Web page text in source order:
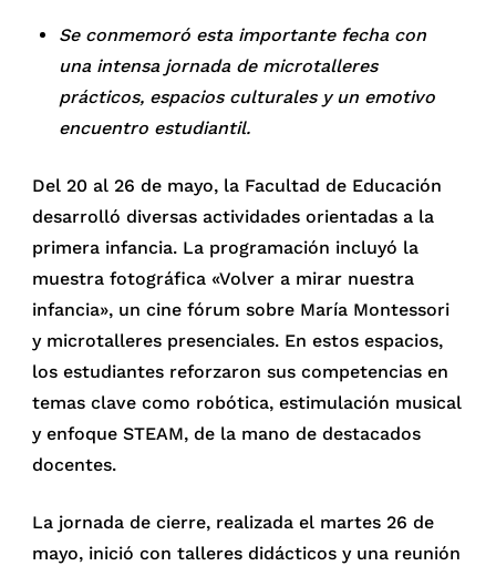
Se conmemoró esta importante fecha con
una intensa jornada de microtalleres
prácticos, espacios culturales y un emotivo
encuentro estudiantil.
Del 20 al 26 de mayo, la Facultad de Educación
desarrolló diversas actividades orientadas a la
primera infancia. La programación incluyó la
muestra fotográfica «Volver a mirar nuestra
infancia», un cine fórum sobre María Montessori
y microtalleres presenciales. En estos espacios,
los estudiantes reforzaron sus competencias en
temas clave como robótica, estimulación musical
y enfoque STEAM, de la mano de destacados
docentes.
La jornada de cierre, realizada el martes 26 de
mayo, inició con talleres didácticos y una reunión